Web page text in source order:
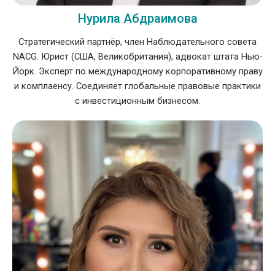
Нурила Абдраимова
Стратегический партнёр, член Наблюдательного совета
NACG. Юрист (США, Великобритания), адвокат штата Нью-
Йорк. Эксперт по международному корпоративному праву
и комплаенсу. Соединяет глобальные правовые практики
с инвестиционным бизнесом.